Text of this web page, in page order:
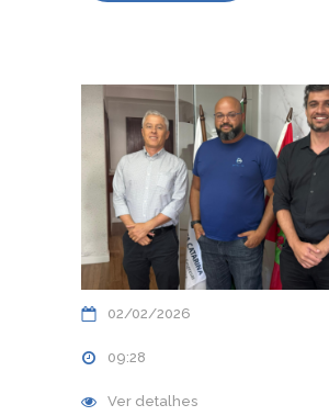
02/02/2026
09:28
Ver detalhes